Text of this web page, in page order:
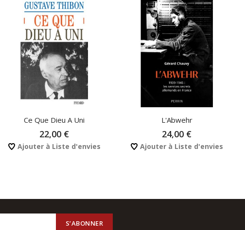
Ce Que Dieu A Uni
22,00 €
Ajouter à Liste d'envies
L'Abwehr
24,00 €
Ajouter à Liste d'envies